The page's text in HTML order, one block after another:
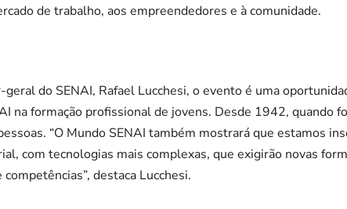
de trabalho, aos empreendedores e à comunidade.
do SENAI, Rafael Lucchesi, o evento é uma
na formação profissional de jovens. Desde 1942, quando
“O Mundo SENAI também mostrará que estamos
com tecnologias mais complexas, que exigirão novas
destaca Lucchesi.